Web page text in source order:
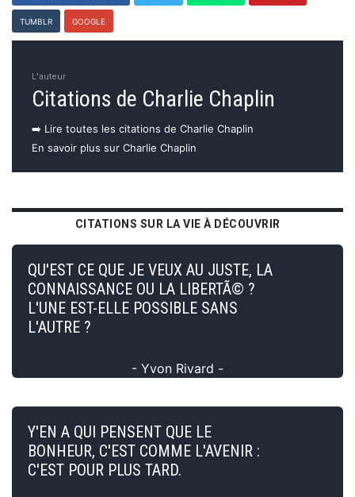
TUMBLR GOOGLE
L'auteur
Citations de Charlie Chaplin
➡️ Lire toutes les citations de Charlie Chaplin
En savoir plus sur Charlie Chaplin
CITATIONS SUR LA VIE À DÉCOUVRIR
QU'EST CE QUE JE VEUX AU JUSTE, LA
CONNAISSANCE OU LA LIBERTÃ© ?
L'UNE EST-ELLE POSSIBLE SANS
L'AUTRE ?
- Yvon Rivard -
Y'EN A QUI PENSENT QUE LE
BONHEUR, C'EST COMME L'AVENIR :
C'EST POUR PLUS TARD.